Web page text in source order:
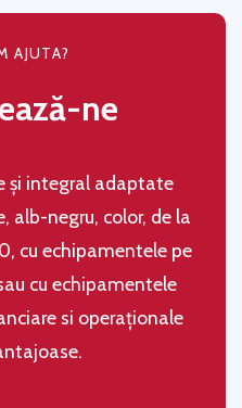
AJUTA?
ne
şi integral adaptate
alb-negru, color, de la
cu echipamentele pe
cu echipamentele
si operaţionale